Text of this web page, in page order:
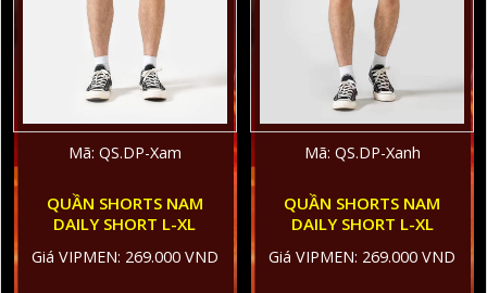
Mã: QS.DP-Xam
QUẦN SHORTS NAM
DAILY SHORT L-XL
Giá VIPMEN: 269.000 VND
Mã: QS.DP-Xanh
QUẦN SHORTS NAM
DAILY SHORT L-XL
Giá VIPMEN: 269.000 VND